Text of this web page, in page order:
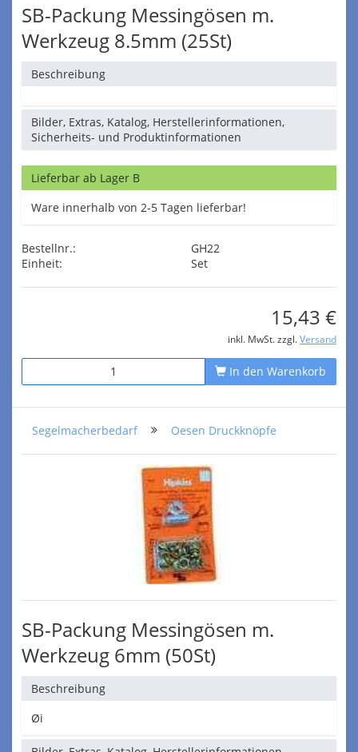
SB-Packung Messingösen m.
Werkzeug 8.5mm (25St)
Beschreibung
Bilder, Extras, Katalog, Herstellerinformationen,
Sicherheits- und Produktinformationen
Lieferbar ab Lager B
Ware innerhalb von 2-5 Tagen lieferbar!
Bestellnr.:
GH22
Einheit:
Set
15,43 €
inkl. MwSt. zzgl. Versand
In den Warenkorb
Segelmacherbedarf Oesen Druckknöpfe
SB-Packung Messingösen m.
Werkzeug 6mm (50St)
Beschreibung
Øi